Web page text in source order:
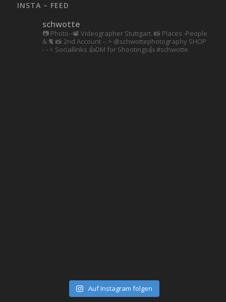
INSTA – FEED
schwotte
📷 Photo--📽️ Videographer Stuttgart. 📸 Places -People
& 🐈 📸 2nd Account-- > @schwottephotography SHOP
- - > Sociallinks 👍DM for Shootings👍 #schwotte
Auf Instagram folgen